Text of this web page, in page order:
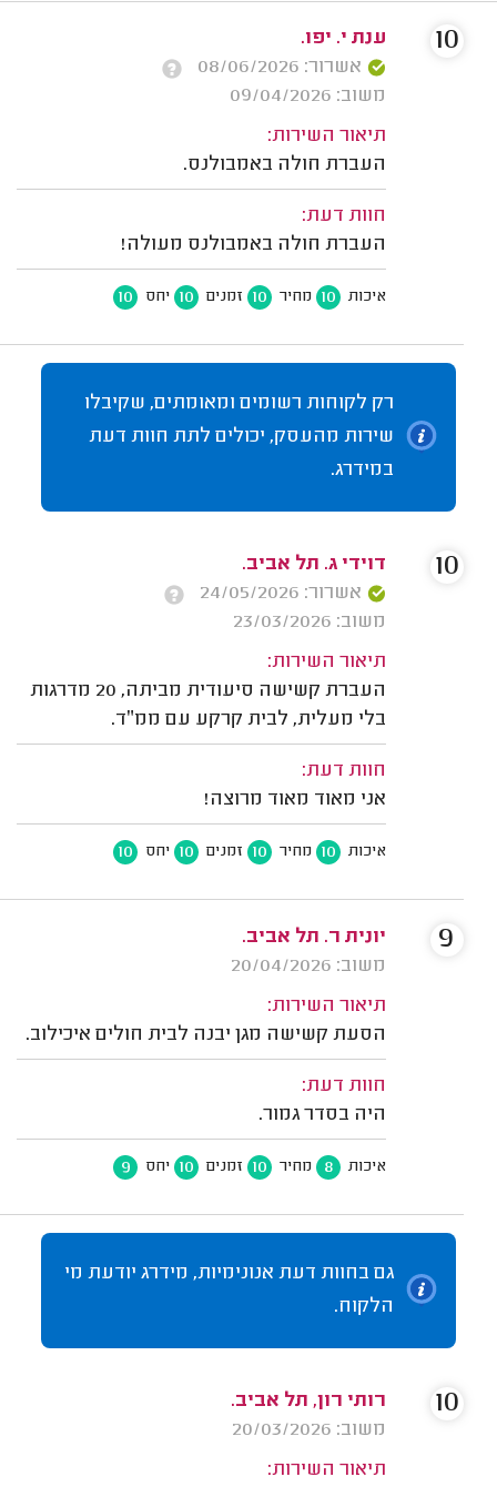
ענת י. יפו.
אשרור: 08/06/2026
משוב: 09/04/2026
תיאור השירות:
העברת חולה באמבולנס.
חוות דעת:
העברת חולה באמבולנס מעולה!
איכות 10 מחיר 10 זמנים 10 יחס 10
10
רק לקוחות רשומים ומאומתים, שקיבלו
שירות מהעסק, יכולים לתת חוות דעת
במידרג.
דוידי ג. תל אביב.
אשרור: 24/05/2026
משוב: 23/03/2026
תיאור השירות:
העברת קשישה סיעודית מביתה, 20 מדרגות
בלי מעלית, לבית קרקע עם ממ״ד.
חוות דעת:
אני מאוד מאוד מרוצה!
איכות 10 מחיר 10 זמנים 10 יחס 10
10
יונית ר. תל אביב.
משוב: 20/04/2026
תיאור השירות:
הסעת קשישה מגן יבנה לבית חולים איכילוב.
חוות דעת:
היה בסדר גמור.
איכות 8 מחיר 10 זמנים 10 יחס 9
9
גם בחוות דעת אנונימיות, מידרג יודעת מי
הלקוח.
רותי רון, תל אביב.
משוב: 20/03/2026
תיאור השירות:
10